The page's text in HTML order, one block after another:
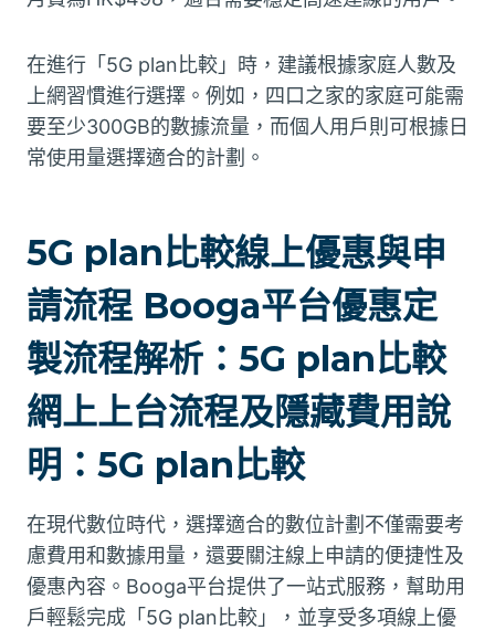
在進行「5G plan比較」時，建議根據家庭人數及
上網習慣進行選擇。例如，四口之家的家庭可能需
要至少300GB的數據流量，而個人用戶則可根據日
常使用量選擇適合的計劃。
5G plan比較線上優惠與申
請流程 Booga平台優惠定
製流程解析：5G plan比較
網上上台流程及隱藏費用說
明：5G plan比較
在現代數位時代，選擇適合的數位計劃不僅需要考
慮費用和數據用量，還要關注線上申請的便捷性及
優惠內容。Booga平台提供了一站式服務，幫助用
戶輕鬆完成「5G plan比較」，並享受多項線上優